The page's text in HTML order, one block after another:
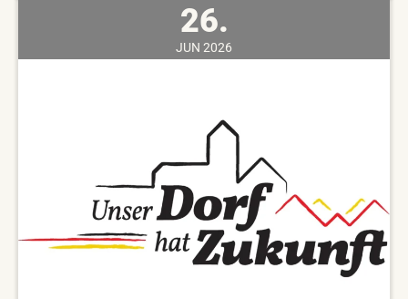
26.
JUN 2026